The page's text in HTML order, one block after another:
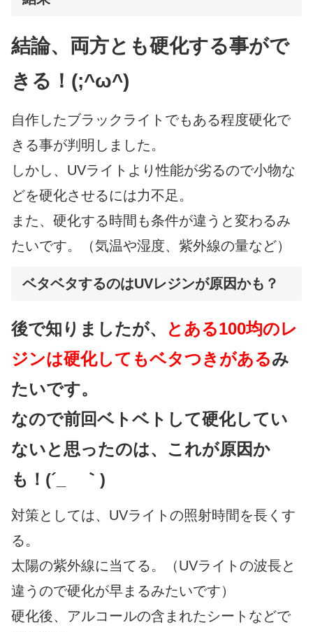
結論、両方とも硬化する事がで
きる！(;^ω^)
自作したブラックライトでもある程度硬化で
きる事が判明しました。
しかし、UVライトより性能が劣るので小物な
どを硬化させるには力不足。
また、硬化する時間も条件が違うと変わるみ
たいです。（気温や湿度、紫外線の量など）
ベタベタするのはUVレジンが原因かも？
後で知りましたが、
とある100均のレ
ジンは硬化してもベタつきがあるみ
たいです。
なので前回ベトベトして硬化してい
ないと思ったのは、これが原因か
も！(´_ゝ｀)
対策としては、UVライトの照射時間を長くす
る。
太陽の紫外線に当てる。（UVライトの波長と
違うので硬化が早まるみたいです）
硬化後、アルコールの含まれたシートなどで